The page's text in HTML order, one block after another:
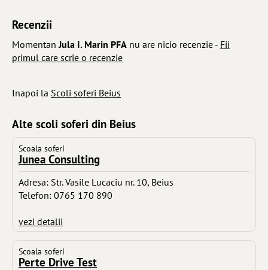
Recenzii
Momentan Jula I. Marin PFA nu are nicio recenzie - Fii
primul care scrie o recenzie
Inapoi la Scoli soferi Beius
Alte scoli soferi din Beius
Scoala soferi
Junea Consulting
Adresa: Str. Vasile Lucaciu nr. 10, Beius
Telefon: 0765 170 890
vezi detalii
Scoala soferi
Perte Drive Test